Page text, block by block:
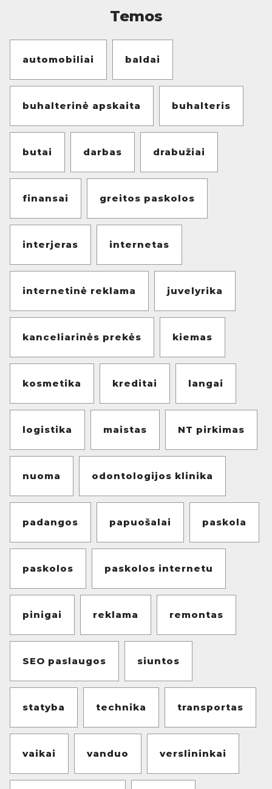
Temos
automobiliai baldai
buhalterinė apskaita buhalteris
butai darbas drabužiai
finansai greitos paskolos
interjeras internetas
internetinė reklama juvelyrika
kanceliarinės prekės kiemas
kosmetika kreditai langai
logistika maistas NT pirkimas
nuoma odontologijos klinika
padangos papuošalai paskola
paskolos paskolos internetu
pinigai reklama remontas
SEO paslaugos siuntos
statyba technika transportas
vaikai vanduo verslininkai